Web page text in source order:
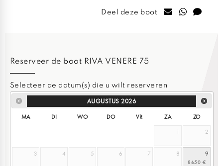
Deel deze boot
Reserveer de boot RIVA VENERE 75
Selecteer de datum(s) die u wilt reserveren
AUGUSTUS 2026
MA DI WO DO VR ZA
ZO
1
2
3 4 5 6 7 8 9